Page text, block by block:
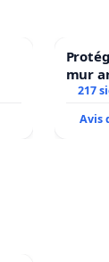
mur
217
Avis